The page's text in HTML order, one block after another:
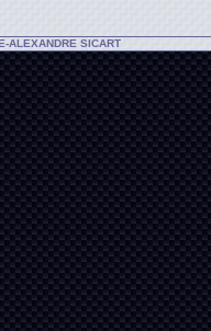
ALEXANDRE SICART